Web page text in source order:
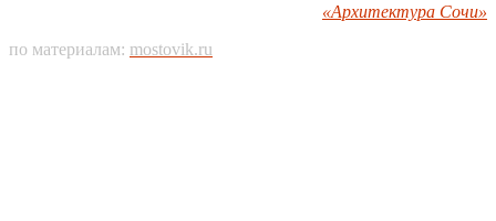
«Архитектура Сочи»
по материалам: mostovik.ru